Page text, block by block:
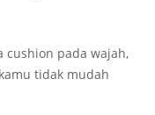
cushion pada wajah,
tidak mudah